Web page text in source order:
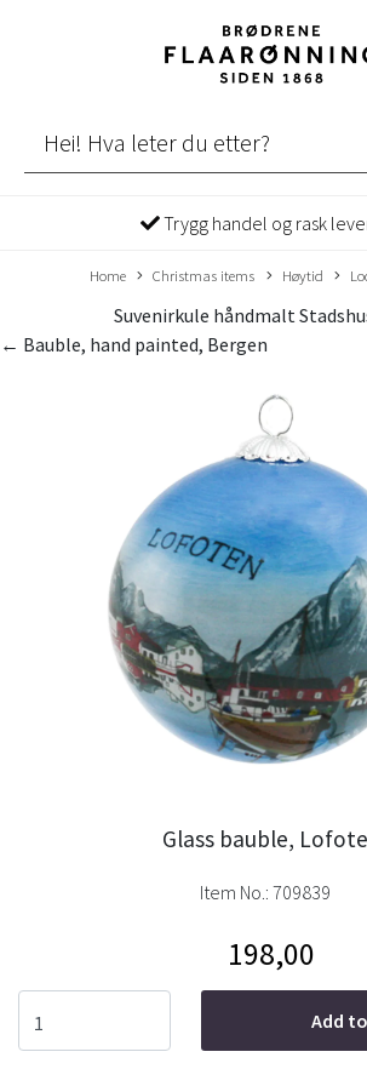
Trygg handel og rask
Home Christmas items Høytid
Suvenirkule håndmalt
← Bauble, hand painted, Bergen
Glass bauble,
Item No.: 709839
198,00
Add